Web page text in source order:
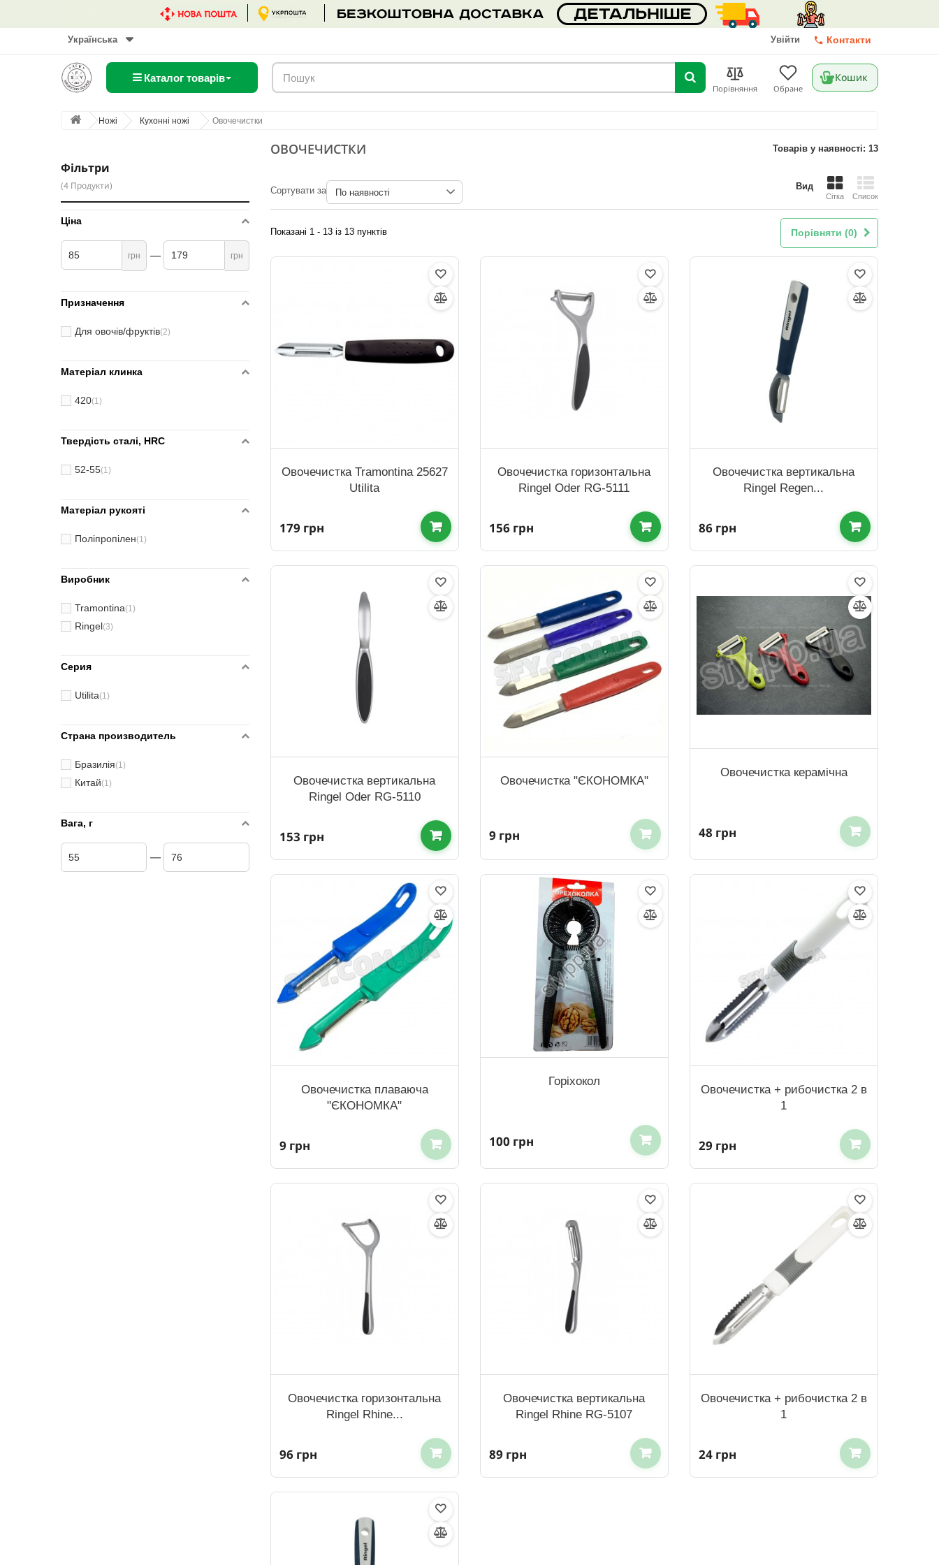
Увійти Контакти
Українська
Каталог товарів
Порівняння Обране
Кошик
Ножі Кухонні ножі Овочечистки
Фільтри
(4 Продукти)
Ціна
грн грн
Призначення
Для овочів/фруктів(2)
Матеріал клинка
420(1)
Твердість сталі, HRC
52-55(1)
Матеріал рукояті
Поліпропілен(1)
Виробник
Tramontina(1)
Ringel(3)
Серия
Utilita(1)
Страна производитель
Бразилія(1)
Китай(1)
Вага, г
ОВОЧЕЧИСТКИ Товарів у наявності: 13
Вид
Сітка Список
Сортувати за
Порівняти (0)
Показані 1 - 13 із 13 пунктів
Овочечистка Tramontina 25627
Utilita
179 грн
Овочечистка горизонтальна
Ringel Oder RG-5111
156 грн
Овочечистка вертикальна
Ringel Regen...
86 грн
Овочечистка вертикальна
Ringel Oder RG-5110
153 грн
Овочечистка "ЄКОНОМКА"
9 грн
Овочечистка керамічна
48 грн
Овочечистка плаваюча
"ЄКОНОМКА"
9 грн
Горіхокол
100 грн
Овочечистка + рибочистка 2 в
1
29 грн
Овочечистка горизонтальна
Ringel Rhine...
96 грн
Овочечистка вертикальна
Ringel Rhine RG-5107
89 грн
Овочечистка + рибочистка 2 в
1
24 грн